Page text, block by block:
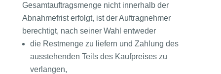
Gesamtauftragsmenge nicht innerhalb der
Abnahmefrist erfolgt, ist der Auftragnehmer
berechtigt, nach seiner Wahl entweder
die Restmenge zu liefern und Zahlung des
ausstehenden Teils des Kaufpreises zu
verlangen,